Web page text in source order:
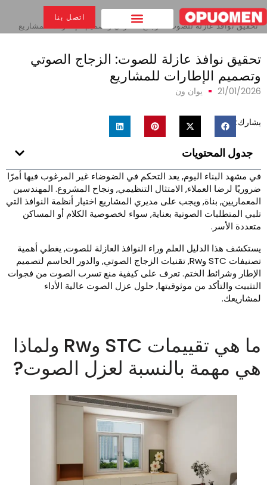
اتصل بنا بيت >
تحقيق نوافذ عازلة للصوت: الزجاج الصوتي وتصميم الإطارات للمشاريع
نوافذ عازلة للصوت: الزجاج الصوتي
الإطارات للمشاريع
21/01/ يوان ون
جدول المحتويات
مشهد البناء اليوم, يعد التحكم في الضوضاء غير المرغوب فيها أمرًا
لرضا العملاء, الامتثال التنظيمي, ونجاح المشروع. المهندسين
بناة, ويجب على مديري المشاريع اختيار أنظمة النوافذ التي
المتطلبات الصوتية بعناية, سواء لخصوصية الكلام أو المساكن
الأسر.
هذا الدليل العلم وراء النوافذ العازلة للصوت, يغطي أهمية
تصنيفات STC وRw, تقنيات الزجاج الصوتي, والدور الحاسم لتصميم
وشرائط الختم. تعرف على كيفية منع تسرب الصوت من فجوات
والتأكد من موثوقيتها, حلول عزل الصوت عالية الأداء
ما هي تقييمات STC وRw ولماذا
مهمة بالنسبة لعزل الصوت?